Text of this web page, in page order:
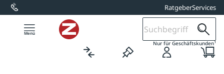
springen RatgeberServices
Nur für Geschäftskunden1